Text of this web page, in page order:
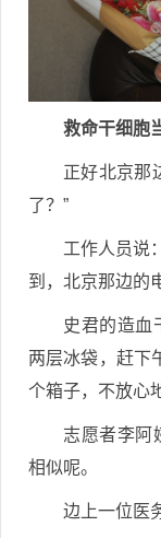
救命干细胞
正好北京那
了？”
工作人员说
到，北京那边的
史君的造血
两层冰袋，赶下
个箱子，不放心
志愿者李阿
相似呢。
边上一位医